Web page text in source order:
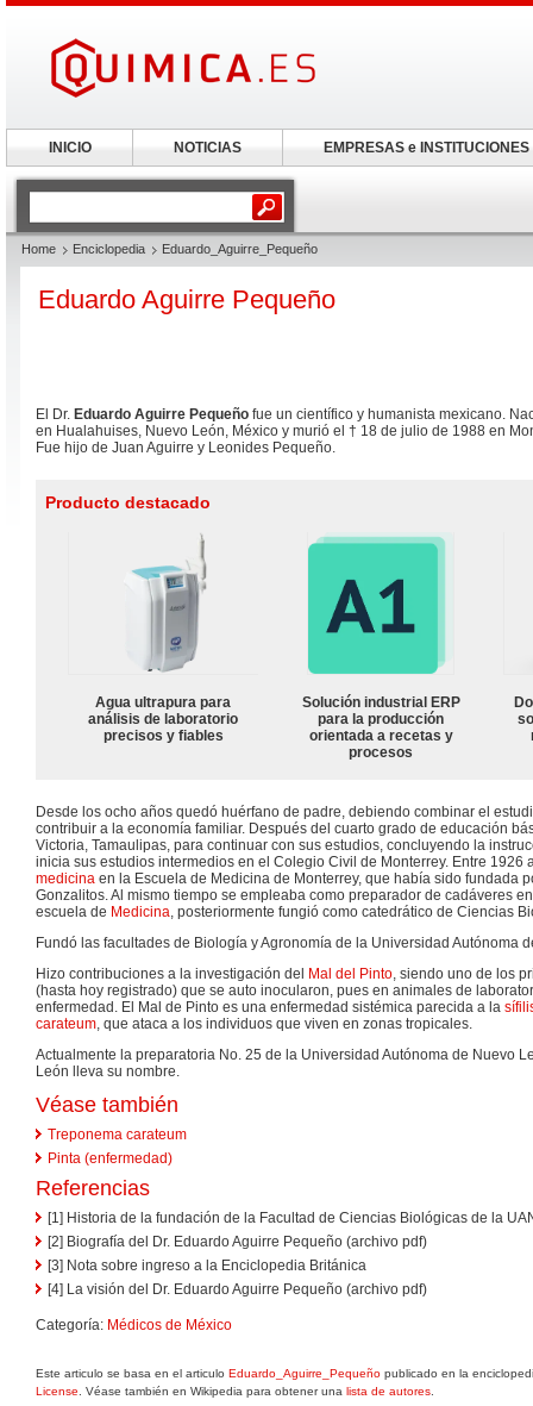
Home Enciclopedia Eduardo_Aguirre_Pequeño
Eduardo Aguirre Pequeño
El Dr. Eduardo Aguirre Pequeño fue un científico y humanista mexicano.
en Hualahuises, Nuevo León, México y murió el † 18 de julio de 1988 en
Fue hijo de Juan Aguirre y Leonides Pequeño.
Producto destacado
Agua ultrapura para
análisis de laboratorio
precisos y fiables
Solución industrial ERP
para la producción
orientada a recetas y
procesos
Desde los ocho años quedó huérfano de padre, debiendo combinar el
contribuir a la economía familiar. Después del cuarto grado de educación
Victoria, Tamaulipas, para continuar con sus estudios, concluyendo la
inicia sus estudios intermedios en el Colegio Civil de Monterrey. Entre 1926
medicina en la Escuela de Medicina de Monterrey, que había sido fundada
Gonzalitos. Al mismo tiempo se empleaba como preparador de cadáveres
escuela de Medicina, posteriormente fungió como catedrático de Ciencias
Fundó las facultades de Biología y Agronomía de la Universidad Autónoma
Hizo contribuciones a la investigación del
Mal del Pinto, siendo uno de los
(hasta hoy registrado) que se auto inocularon, pues en animales de
enfermedad. El Mal de Pinto es una enfermedad sistémica parecida a la
carateum, que ataca a los individuos que viven en zonas tropicales.
Actualmente la preparatoria No. 25 de la Universidad Autónoma de Nuevo
León lleva su nombre.
Véase también
Treponema carateum
Pinta (enfermedad)
Referencias
[1] Historia de la fundación de la Facultad de Ciencias Biológicas de la
[2] Biografía del Dr. Eduardo Aguirre Pequeño (archivo pdf)
[3] Nota sobre ingreso a la Enciclopedia Británica
[4] La visión del Dr. Eduardo Aguirre Pequeño (archivo pdf)
Categoría: Médicos de México
Este articulo se basa en el articulo Eduardo_Aguirre_Pequeño publicado en la
License . Véase también en Wikipedia para obtener una lista de autores
INICIO NOTICIAS EMPRESAS e INSTITUCIONES